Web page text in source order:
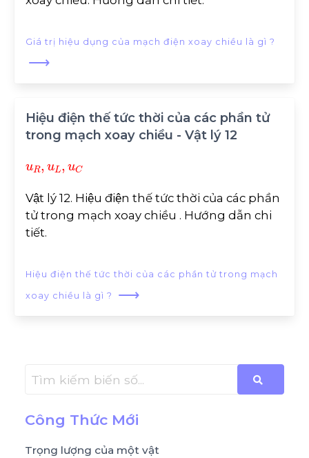
Giá trị hiệu dụng của mạch điện xoay chiều là gì ?
⟶
Hiệu điện thế tức thời của các phần tử
trong mạch xoay chiều - Vật lý 12
Vật lý 12. Hiệu điện thế tức thời của các phần
tử trong mạch xoay chiều . Hướng dẫn chi
tiết.
Hiệu điện thế tức thời của các phần tử trong mạch
xoay chiều là gì ? ⟶
Công Thức Mới
Trọng lượng của một vật